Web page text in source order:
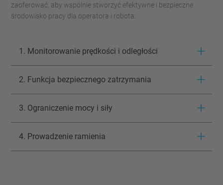
zaoferować, aby wspólnie stworzyć efektywne i bezpieczne
środowisko pracy dla operatora i robota.
1. Monitorowanie prędkości i odległości
2. Funkcja bezpiecznego zatrzymania
3. Ograniczenie mocy i siły
4. Prowadzenie ramienia